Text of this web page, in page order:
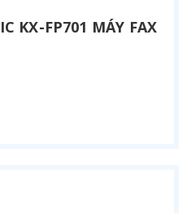
KX-FP701 MÁY FAX